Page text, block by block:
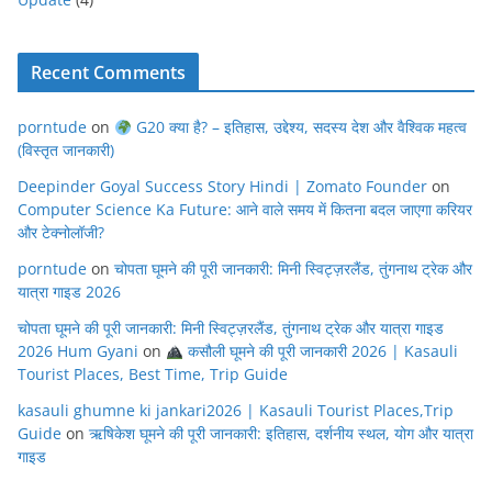
Recent Comments
porntude on
G20 क्या है? – इतिहास, उद्देश्य, सदस्य देश और वैश्विक महत्व
(विस्तृत जानकारी)
Deepinder Goyal Success Story Hindi | Zomato Founder on
Computer Science Ka Future: आने वाले समय में कितना बदल जाएगा करियर
और टेक्नोलॉजी?
porntude on चोपता घूमने की पूरी जानकारी: मिनी स्विट्ज़रलैंड, तुंगनाथ ट्रेक और
यात्रा गाइड 2026
चोपता घूमने की पूरी जानकारी: मिनी स्विट्ज़रलैंड, तुंगनाथ ट्रेक और यात्रा गाइड
2026 Hum Gyani on
कसौली घूमने की पूरी जानकारी 2026 | Kasauli
Tourist Places, Best Time, Trip Guide
kasauli ghumne ki jankari2026 | Kasauli Tourist Places,Trip
Guide on ऋषिकेश घूमने की पूरी जानकारी: इतिहास, दर्शनीय स्थल, योग और यात्रा
गाइड